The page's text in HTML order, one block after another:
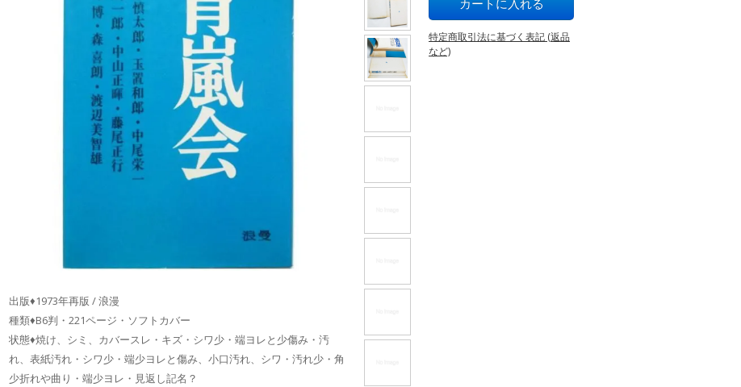
特定商取引法に基づく表記 (返品
など)
出版♦1973年再版 / 浪漫
種類♦B6判・221ページ・ソフトカバー
状態♦焼け、シミ、カバースレ・キズ・シワ少・端ヨレと少傷み・汚
れ、表紙汚れ・シワ少・端少ヨレと傷み、小口汚れ、シワ・汚れ少・角
少折れや曲り・端少ヨレ・見返し記名？